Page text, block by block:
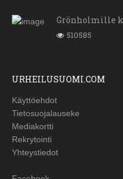
Grönholmille
510585
URHEILUSUOMI.COM
Käyttöehdot
Tietosuojalauseke
Mediakortti
Rekrytointi
Yhteystiedot